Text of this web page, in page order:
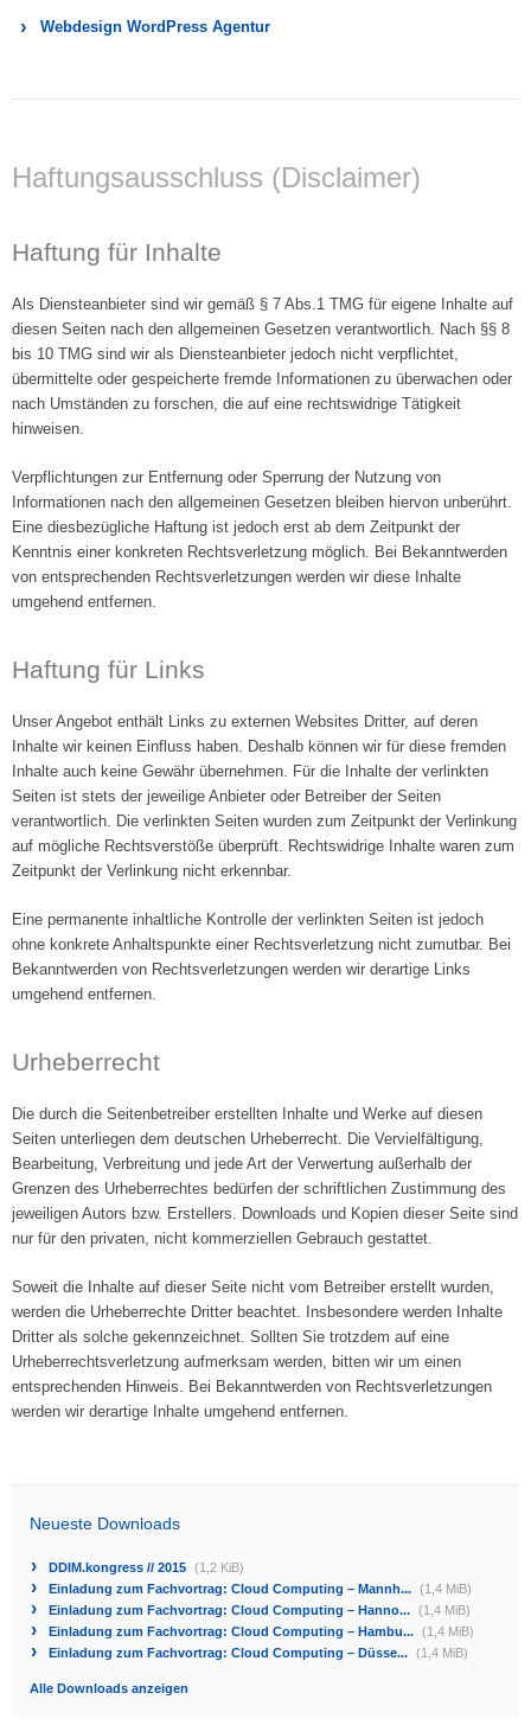
Webdesign WordPress Agentur
Haftungsausschluss (Disclaimer)
Haftung für Inhalte
Als Diensteanbieter sind wir gemäß § 7 Abs.1 TMG für eigene Inhalte auf
diesen Seiten nach den allgemeinen Gesetzen verantwortlich. Nach §§ 8
bis 10 TMG sind wir als Diensteanbieter jedoch nicht verpflichtet,
übermittelte oder gespeicherte fremde Informationen zu überwachen oder
nach Umständen zu forschen, die auf eine rechtswidrige Tätigkeit
hinweisen.
Verpflichtungen zur Entfernung oder Sperrung der Nutzung von
Informationen nach den allgemeinen Gesetzen bleiben hiervon unberührt.
Eine diesbezügliche Haftung ist jedoch erst ab dem Zeitpunkt der
Kenntnis einer konkreten Rechtsverletzung möglich. Bei Bekanntwerden
von entsprechenden Rechtsverletzungen werden wir diese Inhalte
umgehend entfernen.
Haftung für Links
Unser Angebot enthält Links zu externen Websites Dritter, auf deren
Inhalte wir keinen Einfluss haben. Deshalb können wir für diese fremden
Inhalte auch keine Gewähr übernehmen. Für die Inhalte der verlinkten
Seiten ist stets der jeweilige Anbieter oder Betreiber der Seiten
verantwortlich. Die verlinkten Seiten wurden zum Zeitpunkt der Verlinkung
auf mögliche Rechtsverstöße überprüft. Rechtswidrige Inhalte waren zum
Zeitpunkt der Verlinkung nicht erkennbar.
Eine permanente inhaltliche Kontrolle der verlinkten Seiten ist jedoch
ohne konkrete Anhaltspunkte einer Rechtsverletzung nicht zumutbar. Bei
Bekanntwerden von Rechtsverletzungen werden wir derartige Links
umgehend entfernen.
Urheberrecht
Die durch die Seitenbetreiber erstellten Inhalte und Werke auf diesen
Seiten unterliegen dem deutschen Urheberrecht. Die Vervielfältigung,
Bearbeitung, Verbreitung und jede Art der Verwertung außerhalb der
Grenzen des Urheberrechtes bedürfen der schriftlichen Zustimmung des
jeweiligen Autors bzw. Erstellers. Downloads und Kopien dieser Seite sind
nur für den privaten, nicht kommerziellen Gebrauch gestattet.
Soweit die Inhalte auf dieser Seite nicht vom Betreiber erstellt wurden,
werden die Urheberrechte Dritter beachtet. Insbesondere werden Inhalte
Dritter als solche gekennzeichnet. Sollten Sie trotzdem auf eine
Urheberrechtsverletzung aufmerksam werden, bitten wir um einen
entsprechenden Hinweis. Bei Bekanntwerden von Rechtsverletzungen
werden wir derartige Inhalte umgehend entfernen.
Neueste Downloads
DDIM.kongress // 2015 (1,2 KiB)
Einladung zum Fachvortrag: Cloud Computing – Mannh... (1,4 MiB)
Einladung zum Fachvortrag: Cloud Computing – Hanno... (1,4 MiB)
Einladung zum Fachvortrag: Cloud Computing – Hambu... (1,4 MiB)
Einladung zum Fachvortrag: Cloud Computing – Düsse... (1,4 MiB)
Alle Downloads anzeigen